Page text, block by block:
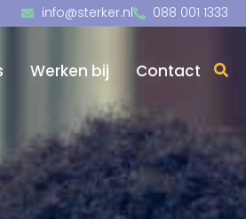
info@sterker.nl 088 001 1333
Werken bij Contact